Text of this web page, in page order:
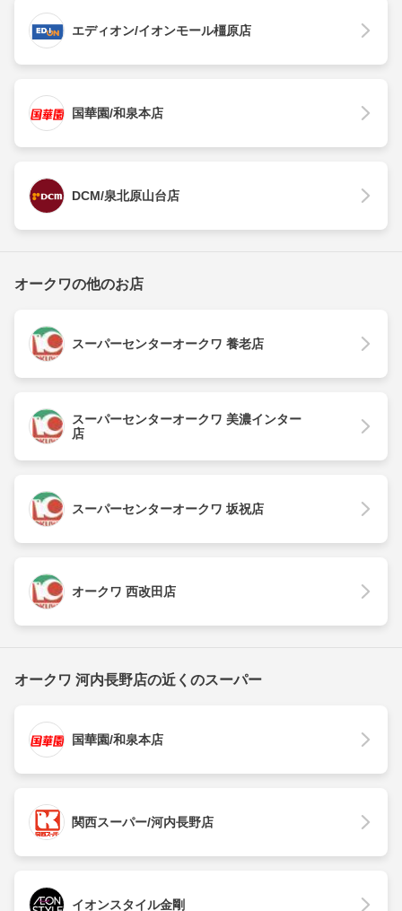
エディオン/イオンモール橿原店
国華園/和泉本店
DCM/泉北原山台店
オークワの他のお店
スーパーセンターオークワ 養老店
スーパーセンターオークワ 美濃インター
店
スーパーセンターオークワ 坂祝店
オークワ 西改田店
オークワ 河内長野店の近くのスーパー
国華園/和泉本店
関西スーパー/河内長野店
イオンスタイル金剛